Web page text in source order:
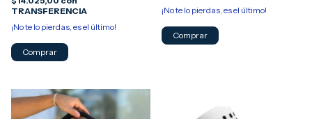
TRANSFERENCIA
¡No te lo pierdas, es el último!
Comprar
¡No te lo pierdas, es el último!